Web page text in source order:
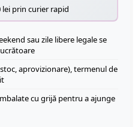
lei prin curier rapid
sau zile libere legale se
aprovizionare), termenul de
cu grijă pentru a ajunge